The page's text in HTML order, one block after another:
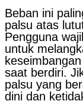
Beban ini
palsu atas
Pengguna
untuk
saat berdiri.
palsu yang
dini dan